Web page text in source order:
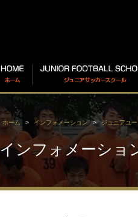
ホーム インフォメーション ジュニアユ
インフォメーショ